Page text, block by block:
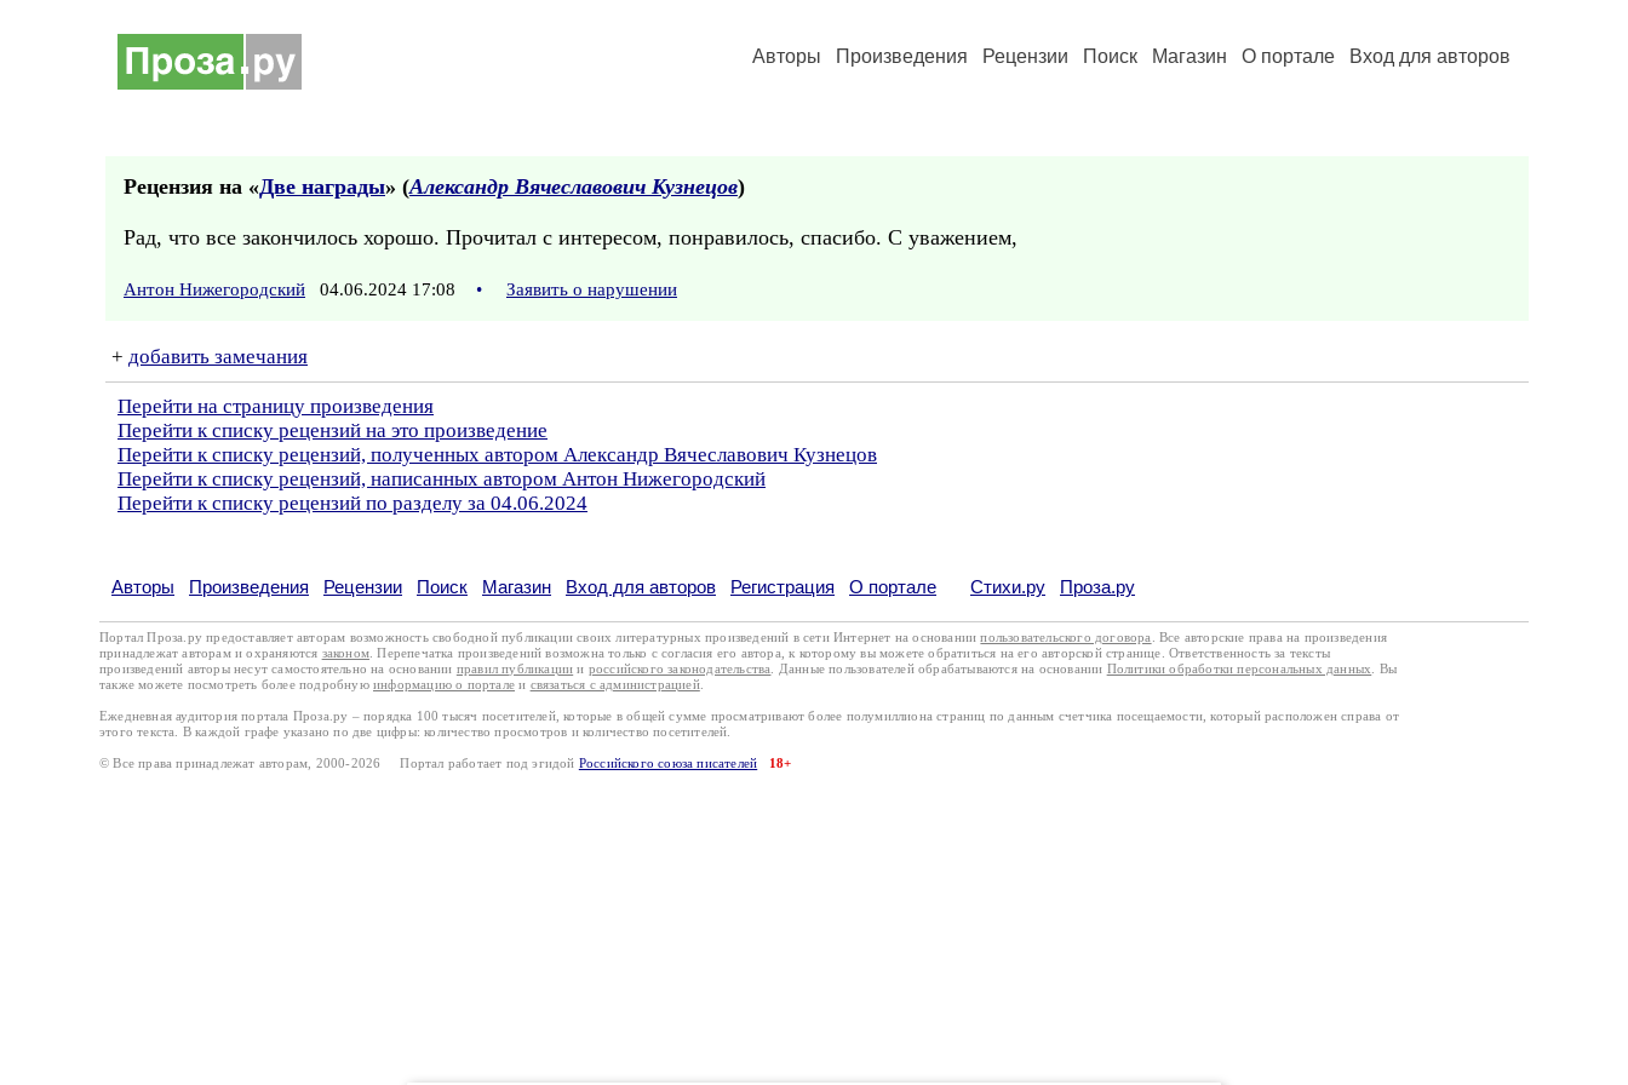
Авторы Произведения Рецензии Поиск Магазин О портале Вход для авторов
Рецензия на «Две награды» (Александр Вячеславович Кузнецов)
Рад, что все закончилось хорошо. Прочитал с интересом, понравилось, спасибо. С уважением,
Антон Нижегородский 04.06.2024 17:08 • Заявить о нарушении
+ добавить замечания
Перейти на страницу произведения
Перейти к списку рецензий на это произведение
Перейти к списку рецензий, полученных автором Александр Вячеславович Кузнецов
Перейти к списку рецензий, написанных автором Антон Нижегородский
Перейти к списку рецензий по разделу за 04.06.2024
Авторы Произведения Рецензии Поиск Магазин Вход для авторов Регистрация О портале Стихи.ру Проза.ру
Портал Проза.ру предоставляет авторам возможность свободной публикации своих литературных произведений в сети Интернет на основаниипользовательского договора
. Все авторские права на произведения
принадлежат авторам и охраняются законом . Перепечатка произведений возможна только с согласия его автора, к которому вы можете обратиться на его авторской странице. Ответственность за тексты
произведений авторы несут самостоятельно на основании правил публикации и российского законодательства . Данные пользователей обрабатываются на основании Политики обработки персональных данных
. Вы
также можете посмотреть более подробную информацию о портале и связаться с администрацией.
Ежедневная аудитория портала Проза.ру – порядка 100 тысяч посетителей, которые в общей сумме просматривают более полумиллиона страниц по данным счетчика посещаемости, который расположен справа от
этого текста. В каждой графе указано по две цифры: количество просмотров и количество посетителей.
© Все права принадлежат авторам, 2000-2026 Портал работает под эгидой Российского союза писателей 18+